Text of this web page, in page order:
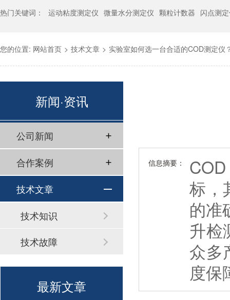
热门关键词： 运动粘度测定仪 微量水分测定仪 颗粒计数器 闪点测
您的位置: 网站首页 > 技术文章 > 实验室如何选一台合适的COD测定仪
信息摘要：
标，
的准
升检
众多
度保
新闻·资讯
公司新闻
合作案例
技术文章
技术知识
技术故障
最新文章